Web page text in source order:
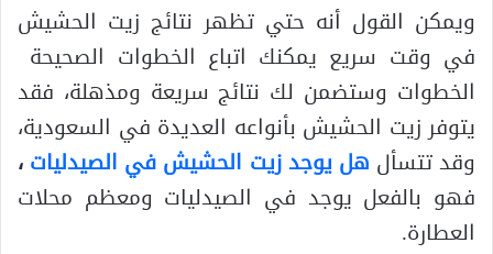
ويمكن القول أنه حتي تظهر نتائج زيت الحشيش
في وقت سريع يمكنك اتباع الخطوات الصحيحة
الخطوات وستضمن لك نتائج سريعة ومذهلة، فقد
يتوفر زيت الحشيش بأنواعه العديدة في السعودية،
وقد تتسأل هل يوجد زيت الحشيش في الصيدليات،
فهو بالفعل يوجد في الصيدليات ومعظم محلات
العطارة.